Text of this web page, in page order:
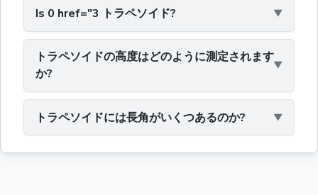
Is 0 href="3 トラペソイド?
トラペソイドの高度はどのように測定されます
か?
トラペソイドには長角がいくつあるのか?